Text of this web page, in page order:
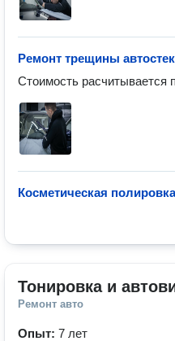
Ремонт трещины
Стоимость расчитывается
Косметическая
Тонировка и
Ремонт авто
Опыт: 7 лет